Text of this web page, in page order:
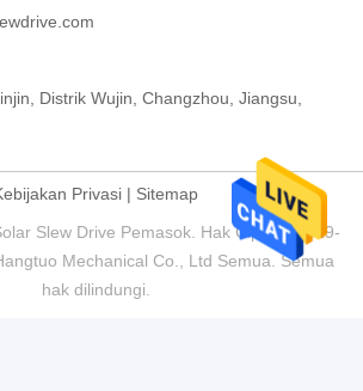
Distrik Wujin, Changzhou, Jiangsu,
Privasi | Sitemap
Slew Drive Pemasok. Hak Cipta © 2019-
Mechanical Co., Ltd Semua. Semua
hak dilindungi.